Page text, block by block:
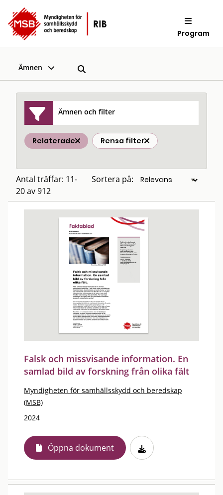
Program
Ämnen
Ämnen och filter
Relaterade Rensa filter
Antal träffar: 11-
20 av 912
Sortera på:
Falsk och missvisande information. En
samlad bild av forskning från olika fält
Myndigheten för samhällsskydd och beredskap
(MSB)
2024
Öppna dokument